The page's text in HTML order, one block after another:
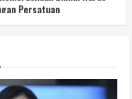
Aman, Publik Diminta
Jelang HUT RI
2026